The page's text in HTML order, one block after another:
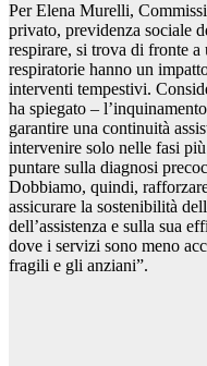
Per Elena Murelli,
privato, previdenza sociale
respirare, si trova di fronte
respiratorie hanno un
interventi tempestivi.
ha spiegato –
garantire una continuità
intervenire solo nelle fasi
puntare sulla diagnosi
Dobbiamo, quindi,
assicurare la sostenibilità
dell’assistenza e sulla sua
dove i servizi sono meno
fragili e gli anziani”.